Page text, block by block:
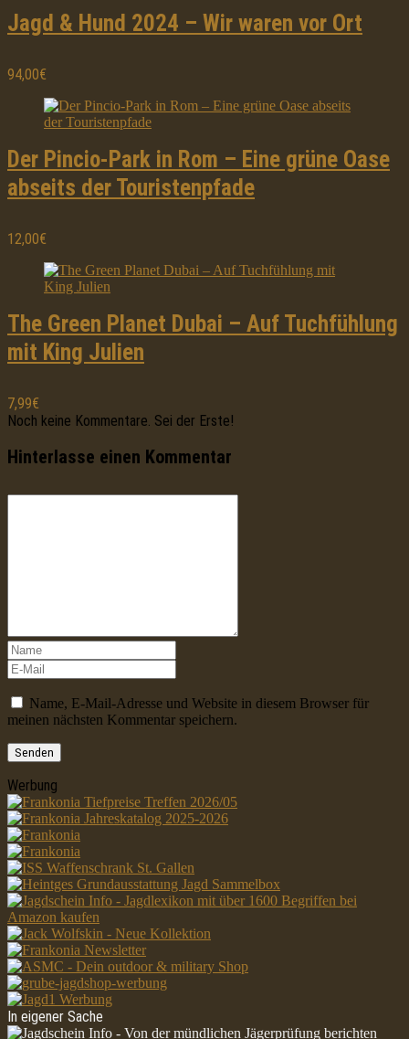
Jagd & Hund 2024 – Wir waren vor Ort
94,00€
Der Pincio-Park in Rom – Eine grüne Oase
abseits der Touristenpfade
12,00€
The Green Planet Dubai – Auf Tuchfühlung
mit King Julien
7,99€
Noch keine Kommentare. Sei der Erste!
Hinterlasse einen Kommentar
Name, E-Mail-Adresse und Website in diesem Browser für
meinen nächsten Kommentar speichern.
Werbung
In eigener Sache